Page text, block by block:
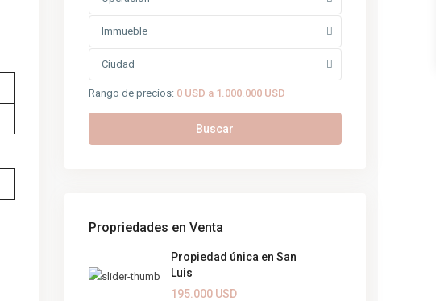
Immueble
Ciudad
Rango de precios: 0 USD a 1.000.000 USD
Buscar
Propriedades en Venta
Propiedad única en San
Luis
195.000 USD